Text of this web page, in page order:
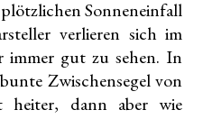
Sonneneinfall
verlieren sich im
immer gut zu sehen. In
Zwischensegel von
heiter, dann aber wie